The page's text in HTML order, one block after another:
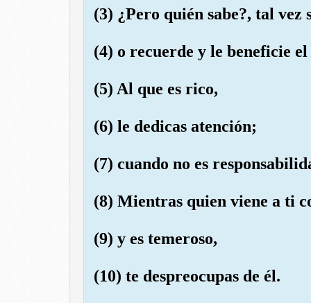
(3) ¿Pero quién sabe?, tal vez
(4) o recuerde y le beneficie
(5) Al que es rico,
(6) le dedicas atención;
(7) cuando no es
(8) Mientras quien viene a ti
(9) y es temeroso,
(10) te despreocupas de él.